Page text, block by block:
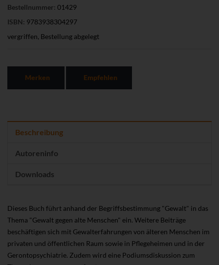
Bestellnummer: 01429
ISBN: 9783938304297
vergriffen, Bestellung abgelegt
Merken Empfehlen
Beschreibung
Autoreninfo
Downloads
Dieses Buch führt anhand der Begriffsbestimmung "Gewalt" in das
Thema "Gewalt gegen alte Menschen" ein. Weitere Beiträge
beschäftigen sich mit Gewalterfahrungen von älteren Menschen im
privaten und öffentlichen Raum sowie in Pflegeheimen und in der
Gerontopsychiatrie. Zudem wird eine Podiumsdiskussion zum